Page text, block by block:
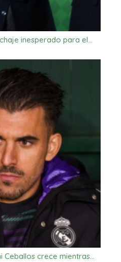
inesperado para el…
Ceballos crece mientras…